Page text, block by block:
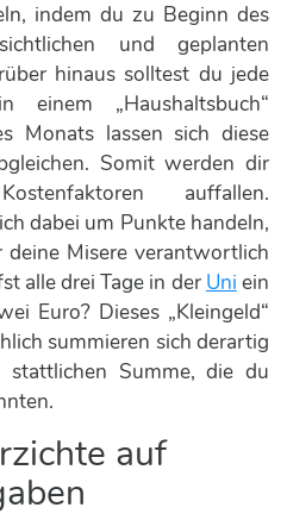
indem du zu Beginn des
und geplanten
hinaus solltest du jede
einem „Haushaltsbuch“
Monats lassen sich diese
Somit werden dir
auffallen.
dabei um Punkte handeln,
Misere verantwortlich
alle drei Tage in der Uni ein
Euro? Dieses „Kleingeld“
summieren sich derartig
Summe, die du
auf